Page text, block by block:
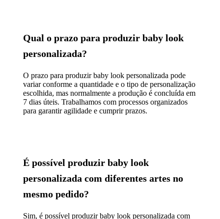
Qual o prazo para produzir baby look
personalizada?
O prazo para produzir baby look personalizada pode
variar conforme a quantidade e o tipo de personalização
escolhida, mas normalmente a produção é concluída em
7 dias úteis. Trabalhamos com processos organizados
para garantir agilidade e cumprir prazos.
É possível produzir baby look
personalizada com diferentes artes no
mesmo pedido?
Sim, é possível produzir baby look personalizada com